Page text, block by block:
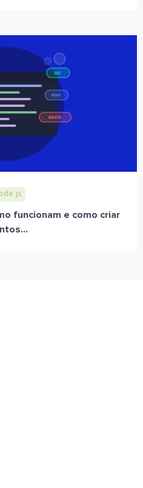
funcionam e como criar